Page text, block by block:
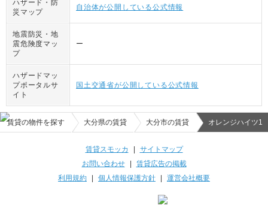
ハザード・防
災マップ
自治体が公開している公式情報
地震防災・地
震危険度マッ
プ
ー
ハザードマッ
プポータルサ
イト
国土交通省が公開している公式情報
賃貸の物件を探す 大分県の賃貸 大分市の賃貸 オレンジハイツ1
賃貸スモッカ | サイトマップ
お問い合わせ| 賃貸広告の掲載
利用規約 | 個人情報保護方針 | 運営会社概要